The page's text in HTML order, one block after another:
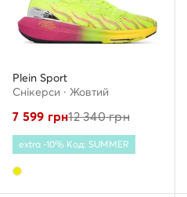
Plein Sport
Снікерcи · Жовтий
7 599 грн12 340грн
extra -10% Код: SUMMER